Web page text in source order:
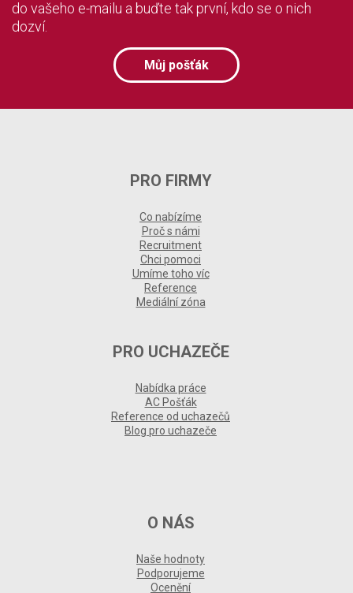
do vašeho e-mailu a buďte tak první, kdo se o nich
dozví.
Můj pošťák
PRO FIRMY
Co nabízíme
Proč s námi
Recruitment
Chci pomoci
Umíme toho víc
Reference
Mediální zóna
PRO UCHAZEČE
Nabídka práce
AC Pošťák
Reference od uchazečů
Blog pro uchazeče
O NÁS
Naše hodnoty
Podporujeme
Ocenění